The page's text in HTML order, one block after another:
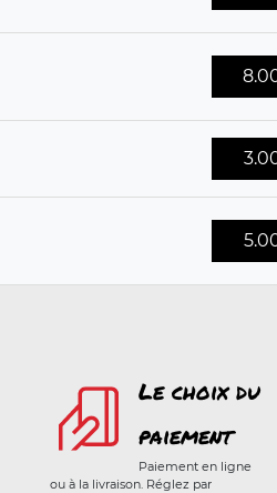
Le choix du
paiement
Paiement en ligne
ou à la livraison. Réglez par